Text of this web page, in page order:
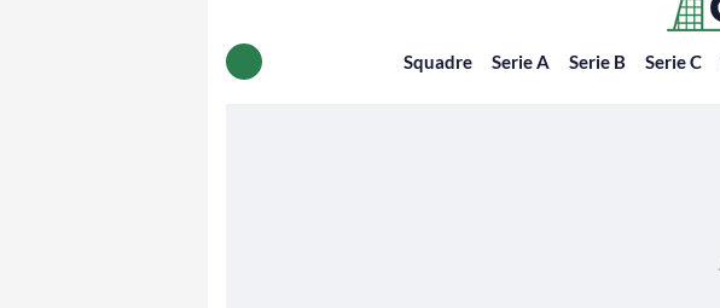
Squadre Serie A Serie B Serie C